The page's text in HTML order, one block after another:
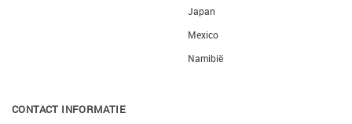
Japan
Mexico
Namibië
CONTACT INFORMATIE